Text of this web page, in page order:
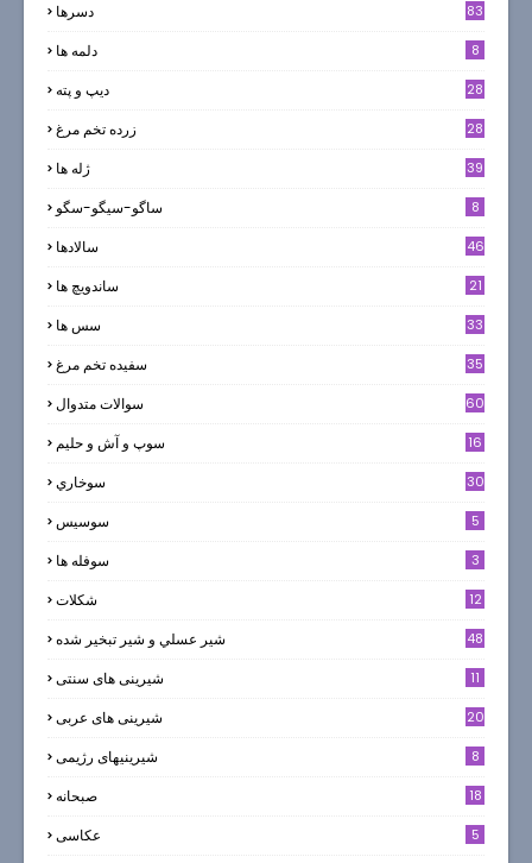
دسرها 83
دلمه ها 8
ديپ و پته 28
زرده تخم مرغ 28
ژله ها 39
ساگو-سیگو-سگو 8
سالادها 46
ساندویچ ها 21
سس ها 33
سفيده تخم مرغ 35
سوالات متدوال 60
سوپ و آش و حليم 16
سوخاري 30
سوسيس 5
سوفله ها 3
شکلات
12
شير عسلي و شير تبخير شده 48
شیرینی های سنتی 11
شیرینی های عربی 20
شیرینیهای رژیمی 8
صبحانه 18
عکاسی 5